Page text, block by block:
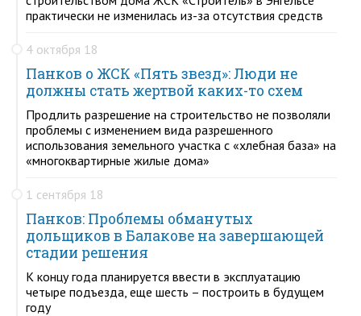
практически не изменилась из-за отсутствия средств
4 октября 18
Панков о ЖСК «Пять звезд»: Люди не
должны стать жертвой каких-то схем
Продлить разрешение на строительство не позволяли
проблемы с изменением вида разрешенного
использования земельного участка с «хлебная база» на
«многоквартирные жилые дома»
1 сентября 18
Панков: Проблемы обманутых
дольщиков в Балакове на завершающей
стадии решения
К концу года планируется ввести в эксплуатацию
четыре подъезда, еще шесть – построить в будущем
году